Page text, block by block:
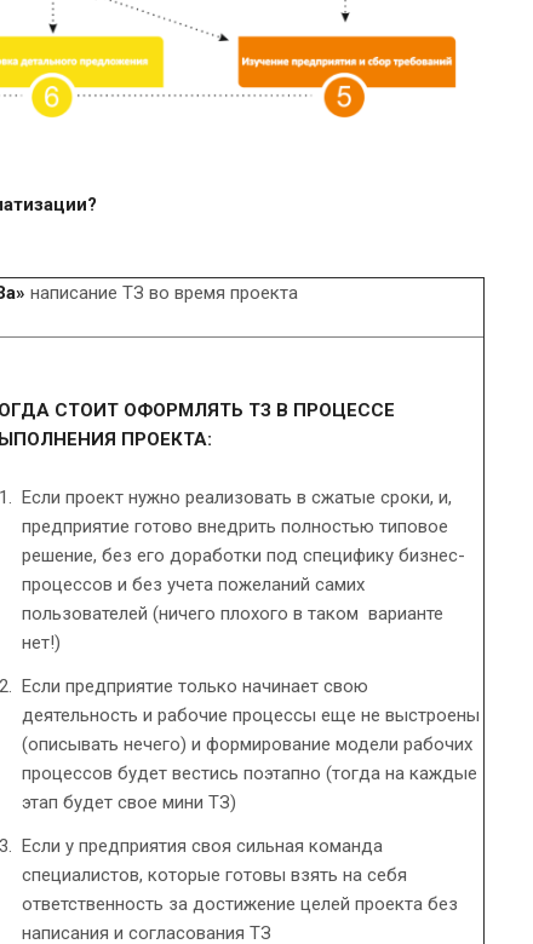
написание ТЗ во время проекта
СТОИТ ОФОРМЛЯТЬ ТЗ В ПРОЦЕССЕ
ПРОЕКТА:
Если проект нужно реализовать в сжатые сроки, и,
предприятие готово внедрить полностью типовое
решение, без его доработки под специфику бизнес-
процессов и без учета пожеланий самих
пользователей (ничего плохого в таком варианте
нет!)
Если предприятие только начинает свою
деятельность и рабочие процессы еще не выстроены
(описывать нечего) и формирование модели рабочих
процессов будет вестись поэтапно (тогда на каждые
этап будет свое мини ТЗ)
Если у предприятия своя сильная команда
специалистов, которые готовы взять на себя
ответственность за достижение целей проекта без
написания и согласования ТЗ